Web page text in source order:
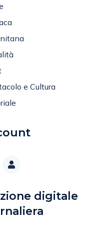
e Cultura
digitale